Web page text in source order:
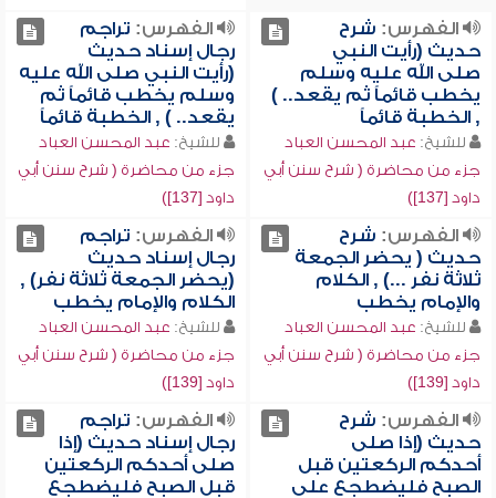
الفهرس: شرح
حديث (رأيت النبي
صلى الله عليه وسلم
يخطب قائماً ثم يقعد.. )
, الخطبة قائماً
للشيخ: عبد المحسن العباد
جزء من محاضرة ( شرح سنن أبي
داود [137])
الفهرس: تراجم
رجال إسناد حديث
(رأيت النبي صلى الله عليه
وسلم يخطب قائماً ثم
يقعد.. ) , الخطبة قائماً
للشيخ: عبد المحسن العباد
جزء من محاضرة ( شرح سنن أبي
داود [137])
الفهرس: شرح
حديث ( يحضر الجمعة
ثلاثة نفر ...) , الكلام
والإمام يخطب
للشيخ: عبد المحسن العباد
جزء من محاضرة ( شرح سنن أبي
داود [139])
الفهرس: تراجم
رجال إسناد حديث
(يحضر الجمعة ثلاثة نفر) ,
الكلام والإمام يخطب
للشيخ: عبد المحسن العباد
جزء من محاضرة ( شرح سنن أبي
داود [139])
الفهرس: شرح
حديث (إذا صلى
أحدكم الركعتين قبل
الصبح فليضطجع على
الفهرس: تراجم
رجال إسناد حديث (إذا
صلى أحدكم الركعتين
قبل الصبح فليضطجع